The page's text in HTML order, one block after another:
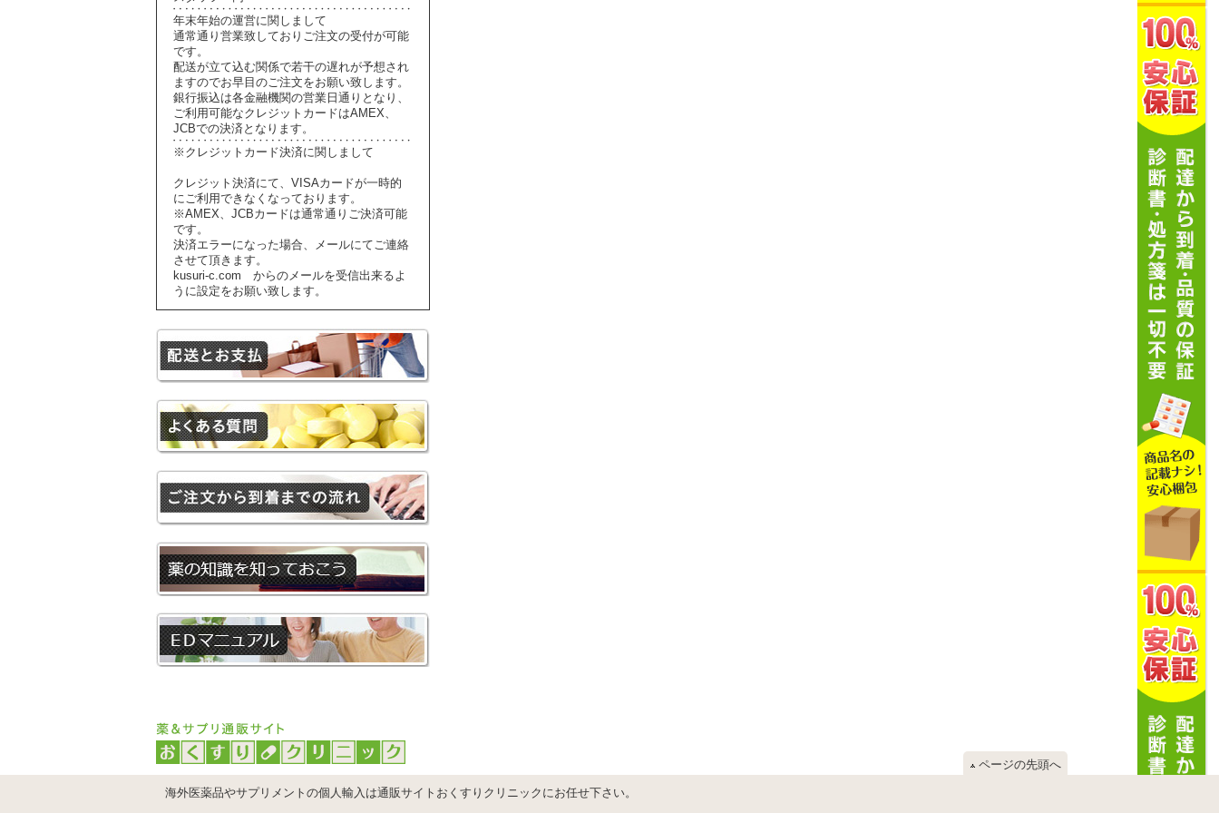
年末年始の運営に関しまして
通常通り営業致しておりご注文の受付が可能
です。
配送が立て込む関係で若干の遅れが予想され
ますのでお早目のご注文をお願い致します。
銀行振込は各金融機関の営業日通りとなり、
ご利用可能なクレジットカードはAMEX、
JCBでの決済となります。
※クレジットカード決済に関しまして
クレジット決済にて、VISAカードが一時的
にご利用できなくなっております。
※AMEX、JCBカードは通常通りご決済可能
です。
決済エラーになった場合、メールにてご連絡
させて頂きます。
kusuri-c.com からのメールを受信出来るよ
うに設定をお願い致します。
ページの先頭へ
海外医薬品やサプリメントの個人輸入は通販サイトおくすりクリニックにお任せ下さい。